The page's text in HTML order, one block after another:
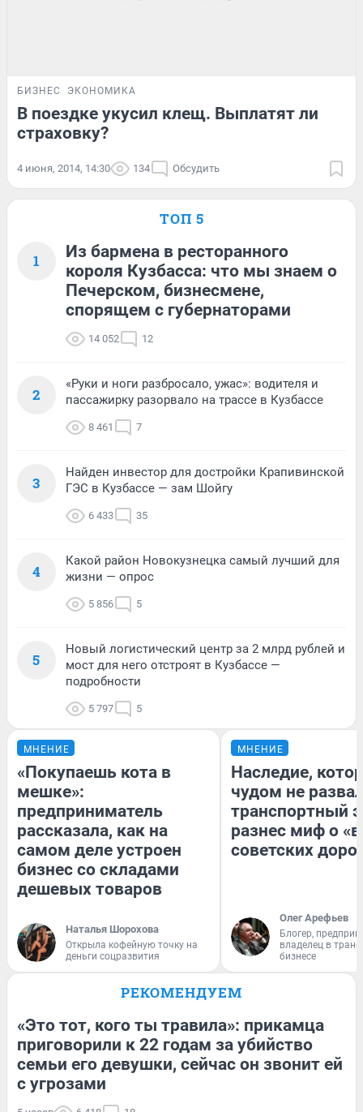
БИЗНЕС ЭКОНОМИКА
В поездке укусил клещ. Выплатят ли
страховку?
4 июня, 2014, 14:30 134 Обсудить
ТОП 5
1
Из бармена в ресторанного
короля Кузбасса: что мы знаем о
Печерском, бизнесмене,
спорящем с губернаторами
14 052 12
2
«Руки и ноги разбросало, ужас»: водителя и
пассажирку разорвало на трассе в Кузбассе
8 461 7
3
Найден инвестор для достройки Крапивинской
ГЭС в Кузбассе — зам Шойгу
6 433 35
4
Какой район Новокузнецка самый лучший для
жизни — опрос
5 856 5
5
Новый логистический центр за 2 млрд рублей и
мост для него отстроят в Кузбассе —
подробности
5 797 5
МНЕНИЕ
«Покупаешь кота в
мешке»:
предприниматель
рассказала, как на
самом деле устроен
бизнес со складами
дешевых товаров
Наталья Шорохова
Открыла кофейную точку на
деньги соцразвития
МНЕНИЕ
Наследие,
чудом не
транспортный
разнес миф о
советских
Олег Арефьев
Блогер,
владелец в
бизнесе
РЕКОМЕНДУЕМ
«Это тот, кого ты травила»: прикамца
приговорили к 22 годам за убийство
семьи его девушки, сейчас он звонит ей
с угрозами